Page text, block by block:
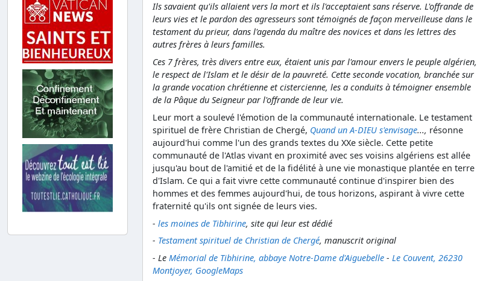
Ils savaient qu'ils allaient vers la mort et ils l'acceptaient sans réserve. L'offrande de
leurs vies et le pardon des agresseurs sont témoignés de façon merveilleuse dans le
testament du prieur, dans l'agenda du maître des novices et dans les lettres des
autres frères à leurs familles.
Ces 7 frères, très divers entre eux, étaient unis par l'amour envers le peuple algérien,
le respect de l'Islam et le désir de la pauvreté. Cette seconde vocation, branchée sur
la grande vocation chrétienne et cistercienne, les a conduits à témoigner ensemble
de la Pâque du Seigneur par l'offrande de leur vie.
Leur mort a soulevé l'émotion de la communauté internationale. Le testament
spirituel de frère Christian de Chergé, Quand un A-DIEU s'envisage..., résonne
aujourd'hui comme l'un des grands textes du XXe siècle. Cette petite
communauté de l'Atlas vivant en proximité avec ses voisins algériens est allée
jusqu'au bout de l'amitié et de la fidélité à une vie monastique plantée en terre
d'Islam. Ce qui a fait vivre cette communauté continue d'inspirer bien des
hommes et des femmes aujourd'hui, de tous horizons, aspirant à vivre cette
fraternité qu'ils ont signée de leurs vies.
- les moines de Tibhirine, site qui leur est dédié
- Testament spirituel de Christian de Chergé, manuscrit original
- Le Mémorial de Tibhirine, abbaye Notre-Dame d'Aiguebelle - Le Couvent, 26230
Montjoyer, GoogleMaps